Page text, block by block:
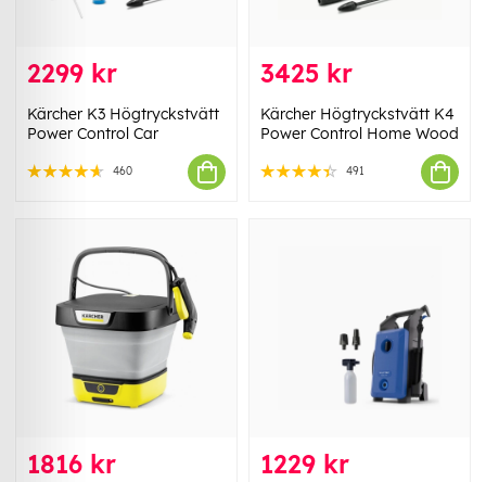
2299 kr
Kärcher K3 Högtryckstvätt
Power Control Car
460
3425 kr
Kärcher Högtryckstvätt K4
Power Control Home Wood
491
1816 kr 1229 kr